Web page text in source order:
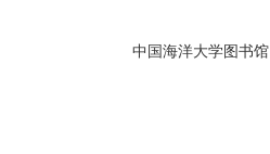
中国海洋大学图书馆